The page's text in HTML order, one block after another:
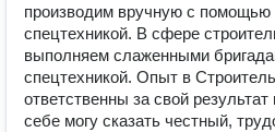
производим вручную с помощью
спецтехникой. В сфере
выполняем слаженными
спецтехникой. Опыт в
ответственны за свой
себе могу сказать честный,